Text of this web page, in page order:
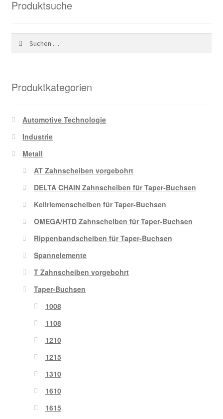
Produktsuche
Produktkategorien
Automotive Technologie
Industrie
Metall
AT Zahnscheiben vorgebohrt
DELTA CHAIN Zahnscheiben für Taper-Buchsen
Keilriemenscheiben für Taper-Buchsen
OMEGA/HTD Zahnscheiben für Taper-Buchsen
Rippenbandscheiben für Taper-Buchsen
Spannelemente
T Zahnscheiben vorgebohrt
Taper-Buchsen
1008
1108
1210
1215
1310
1610
1615